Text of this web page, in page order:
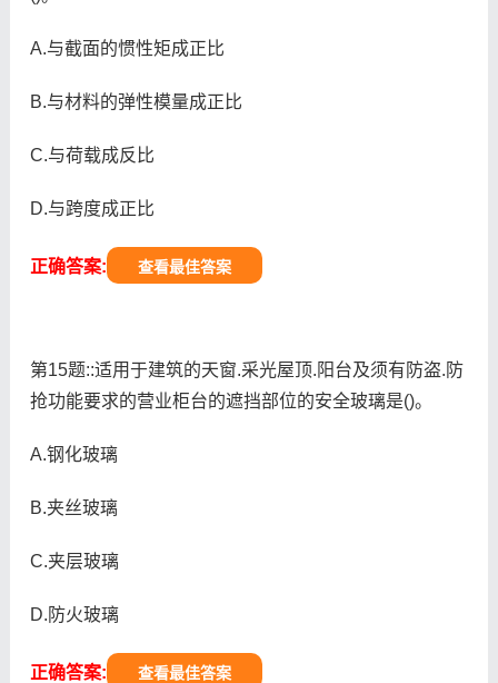
A.与截面的惯性矩成正比
B.与材料的弹性模量成正比
C.与荷载成反比
D.与跨度成正比
正确答案: 查看最佳答案
第15题::适用于建筑的天窗.采光屋顶.阳台及须有防盗.防
抢功能要求的营业柜台的遮挡部位的安全玻璃是()。
A.钢化玻璃
B.夹丝玻璃
C.夹层玻璃
D.防火玻璃
正确答案: 查看最佳答案